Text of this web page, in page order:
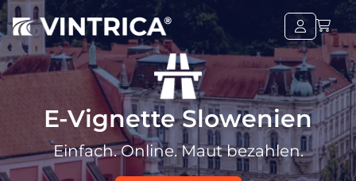
E-Vignette Slowenien
Einfach. Online. Maut bezahlen.